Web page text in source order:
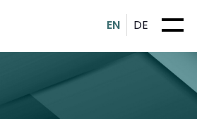
EN DE